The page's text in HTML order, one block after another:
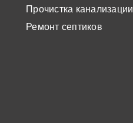
Прочистка канализации
Ремонт септиков